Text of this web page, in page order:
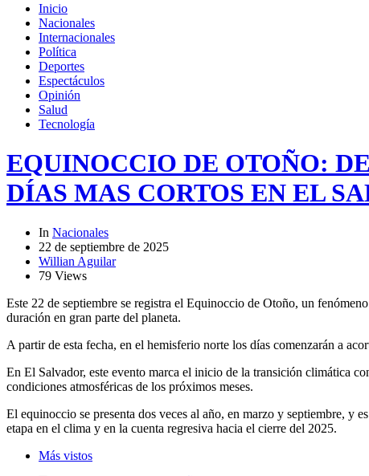
Inicio
Nacionales
Internacionales
Política
Deportes
Espectáculos
Opinión
Salud
Tecnología
EQUINOCCIO DE OTOÑO:
DÍAS MAS CORTOS EN EL
In Nacionales
22 de septiembre de 2025
Willian Aguilar
79 Views
Este 22 de septiembre se registra el Equinoccio de Otoño, un
duración en gran parte del planeta.
A partir de esta fecha, en el hemisferio norte los días comenzarán a
En El Salvador, este evento marca el inicio de la transición climática
condiciones atmosféricas de los próximos meses.
El equinoccio se presenta dos veces al año, en marzo y septiembre, y
etapa en el clima y en la cuenta regresiva hacia el cierre del 2025.
Más vistos